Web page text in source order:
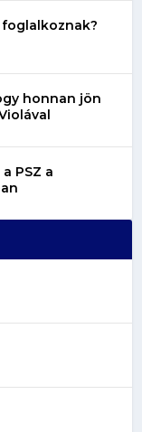
foglalkoznak?
honnan jön
PSZ a